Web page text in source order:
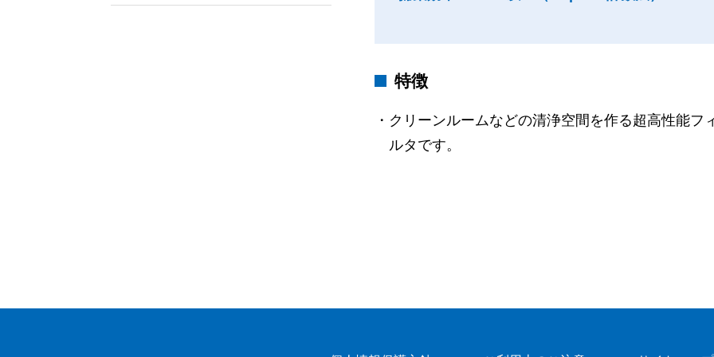
特徴
・クリーンルームなどの清浄空間を作る超高性能フ
ルタです。